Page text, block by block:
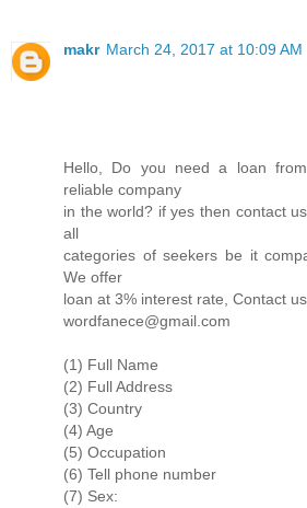
makr March 24, 2017 at 10:09 AM
Hello, Do you need a loan
reliable company
in the world? if yes then contact
all
categories of seekers be it
We offer
loan at 3% interest rate, Contact
wordfanece@gmail.com
(1) Full Name
(2) Full Address
(3) Country
(4) Age
(5) Occupation
(6) Tell phone number
(7) Sex: